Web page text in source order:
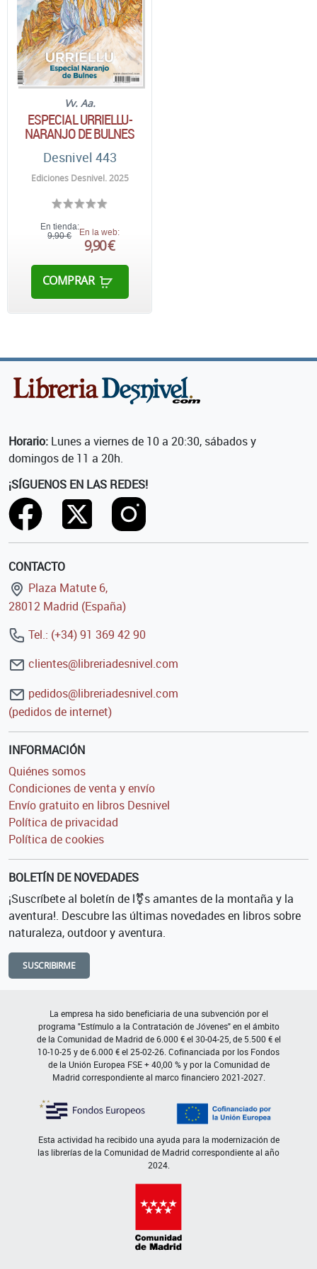
Vv. Aa.
ESPECIAL URRIELLU-
NARANJO DE BULNES
Desnivel 443
Ediciones Desnivel. 2025
En tienda:
9,90 €
En la web:
9,90 €
COMPRAR
Horario: Lunes a viernes de 10 a 20:30, sábados y
domingos de 11 a 20h.
¡SÍGUENOS EN LAS REDES!
CONTACTO
Plaza Matute 6,
28012 Madrid (España)
Tel.: (+34) 91 369 42 90
clientes@libreriadesnivel.com
pedidos@libreriadesnivel.com
(pedidos de internet)
INFORMACIÓN
Quiénes somos
Condiciones de venta y envío
Envío gratuito en libros Desnivel
Política de privacidad
Política de cookies
BOLETÍN DE NOVEDADES
¡Suscríbete al boletín de l⚧s amantes de la montaña y la
aventura!. Descubre las últimas novedades en libros sobre
naturaleza, outdoor y aventura.
SUSCRIBIRME
La empresa ha sido beneficiaria de una subvención por el
programa "Estímulo a la Contratación de Jóvenes" en el ámbito
de la Comunidad de Madrid de 6.000 € el 30-04-25, de 5.500 € el
10-10-25 y de 6.000 € el 25-02-26. Cofinanciada por los Fondos
de la Unión Europea FSE + 40,00 % y por la Comunidad de
Madrid correspondiente al marco financiero 2021-2027.
Esta actividad ha recibido una ayuda para la modernización de
las librerías de la Comunidad de Madrid correspondiente al año
2024.